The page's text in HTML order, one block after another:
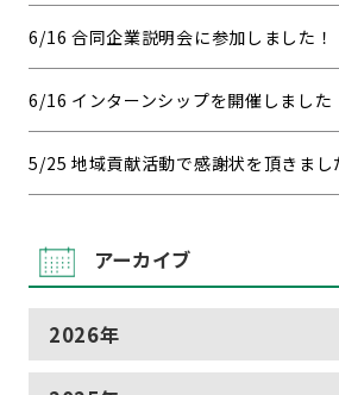
6/16 合同企業説明会に参加しました！
6/16 インターンシップを開催しました
5/25 地域貢献活動で感謝状を頂きまし
アーカイブ
2026年